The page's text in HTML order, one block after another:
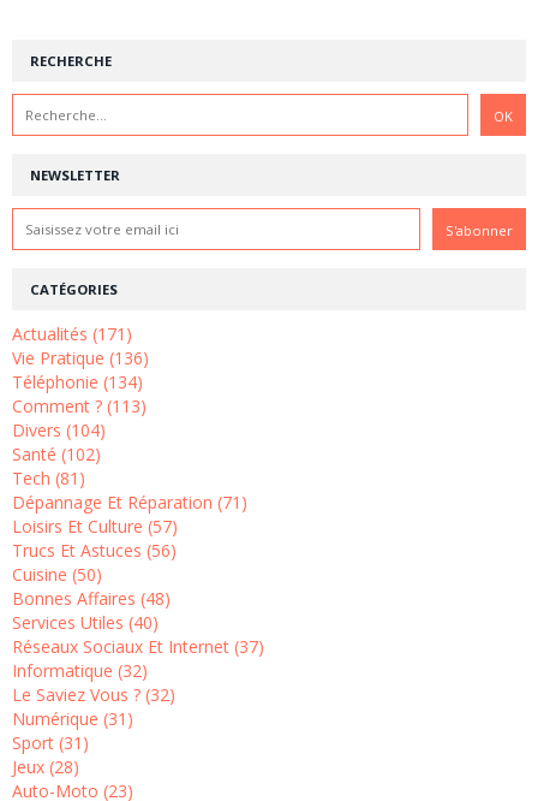
NEWSLETTER
RECHERCHE
CATÉGORIES
Actualités (171)
Vie Pratique (136)
Téléphonie (134)
Comment ? (113)
Divers (104)
Santé (102)
Tech (81)
Dépannage Et Réparation (71)
Loisirs Et Culture (57)
Trucs Et Astuces (56)
Cuisine (50)
Bonnes Affaires (48)
Services Utiles (40)
Réseaux Sociaux Et Internet (37)
Informatique (32)
Le Saviez Vous ? (32)
Numérique (31)
Sport (31)
Jeux (28)
Auto-Moto (23)